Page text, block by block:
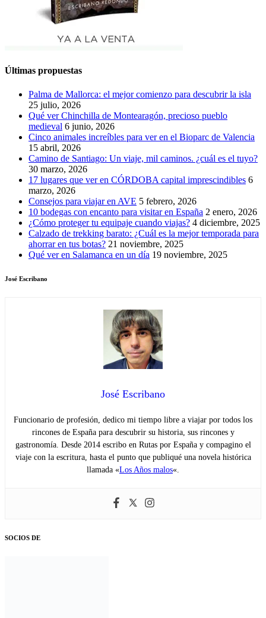
Últimas propuestas
Palma de Mallorca: el mejor comienzo para descubrir la isla
25 julio, 2026
Qué ver Chinchilla de Montearagón, precioso pueblo
medieval 6 junio, 2026
Cinco animales increíbles para ver en el Bioparc de Valencia
15 abril, 2026
Camino de Santiago: Un viaje, mil caminos. ¿cuál es el tuyo?
30 marzo, 2026
17 lugares que ver en CÓRDOBA capital imprescindibles 6
marzo, 2026
Consejos para viajar en AVE 5 febrero, 2026
10 bodegas con encanto para visitar en España 2 enero, 2026
¿Cómo proteger tu equipaje cuando viajas? 4 diciembre, 2025
Calzado de trekking barato: ¿Cuál es la mejor temporada para
ahorrar en tus botas? 21 noviembre, 2025
Qué ver en Salamanca en un día 19 noviembre, 2025
José Escribano
José Escribano
Funcionario de profesión, dedico mi tiempo libre a viajar por todos los
rincones de España para descubrir su historia, sus rincones y
gastronomía. Desde 2014 escribo en Rutas por España y compagino el
viaje con la escritura, hasta el punto que publiqué una novela histórica
llamada «Los Años malos«.
SOCIOS DE